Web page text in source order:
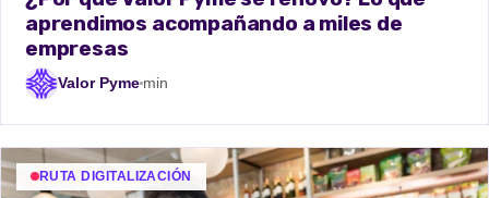
aprendimos acompañando a miles de
empresas
Valor Pyme min
RUTA DIGITALIZACIÓN